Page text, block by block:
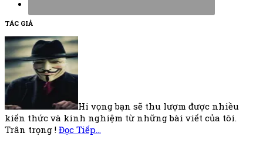
Footer
TÁC GIẢ
Hi vọng bạn sẽ thu lượm được nhiều
kiến thức và kinh nghiệm từ những bài viết của tôi.
Trân trọng ! Đọc Tiếp…